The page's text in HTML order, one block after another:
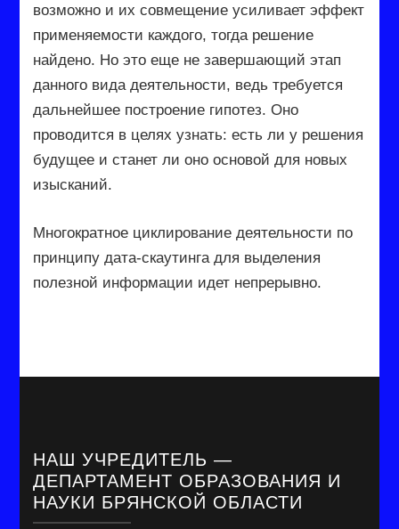
возможно и их совмещение усиливает эффект
применяемости каждого, тогда решение
найдено. Но это еще не завершающий этап
данного вида деятельности, ведь требуется
дальнейшее построение гипотез. Оно
проводится в целях узнать: есть ли у решения
будущее и станет ли оно основой для новых
изысканий.
Многократное циклирование деятельности по
принципу дата-скаутинга для выделения
полезной информации идет непрерывно.
НАШ УЧРЕДИТЕЛЬ —
ДЕПАРТАМЕНТ ОБРАЗОВАНИЯ И
НАУКИ БРЯНСКОЙ ОБЛАСТИ